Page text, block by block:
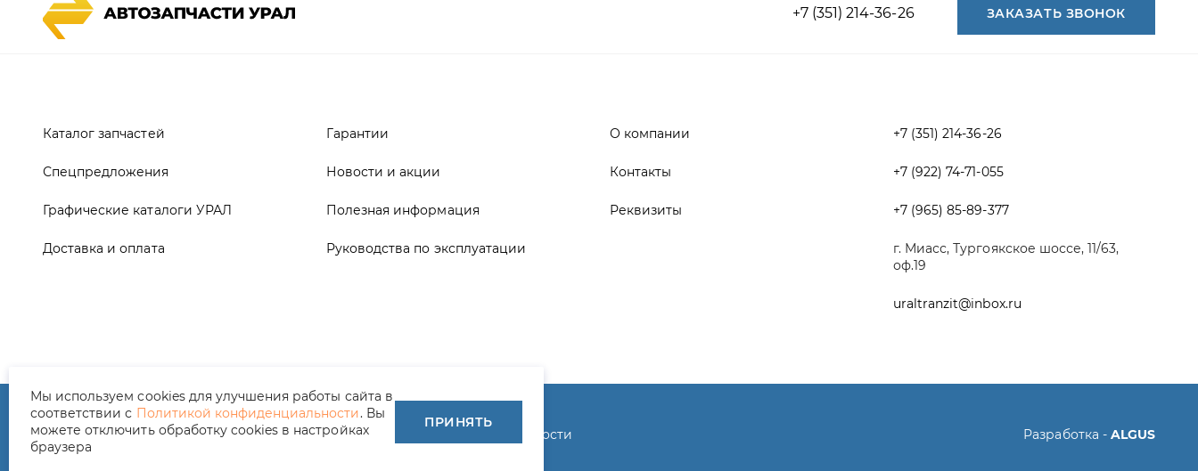
Каталог запчастей +7 (351) 214-36-26
оф.19
uraltranzit@inbox.ru
Мы используем cookies для улучшения работы сайта в
соответствии с Политикой конфиденциальности. Вы
можете отключить обработку cookies в настройках
браузера
ПРИНЯТЬ